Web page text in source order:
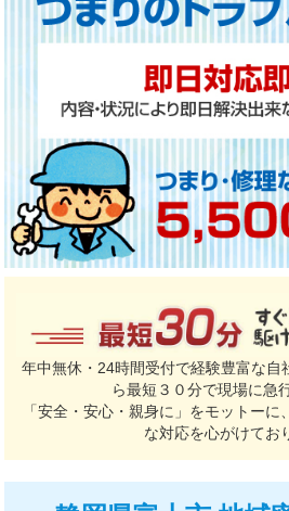
年中無休・24時間受付で経験豊富な自
ら最短３０分で現場に急
「安全・安心・親身に」をモットー
な対応を心がけてお